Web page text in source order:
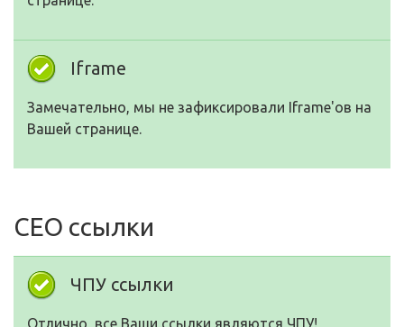
Iframe
Замечательно, мы не зафиксировали Iframe'ов на
Вашей странице.
СЕО ссылки
ЧПУ ссылки
Отлично, все Ваши ссылки являются ЧПУ!